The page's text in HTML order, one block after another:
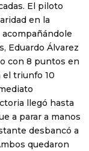
El piloto
en la
Eduardo Álvarez
con 8 puntos en
el triunfo 10
llegó hasta
a parar a manos
desbancó a
quedaron